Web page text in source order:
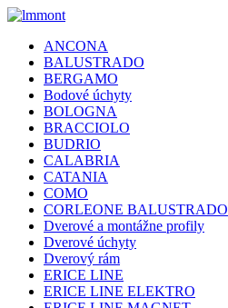
ANCONA
BALUSTRADO
BERGAMO
Bodové úchyty
BOLOGNA
BRACCIOLO
BUDRIO
CALABRIA
CATANIA
COMO
CORLEONE BALUSTRADO
Dverové a montážne profily
Dverové úchyty
Dverový rám
ERICE LINE
ERICE LINE ELEKTRO